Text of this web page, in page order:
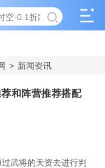
> 新闻资讯
和阵营推荐搭配
武将的天资去进行判